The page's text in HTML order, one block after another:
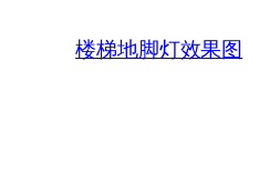
楼梯地脚灯效果图